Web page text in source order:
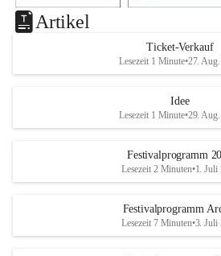
Artikel
Ticket-Verkauf
Lesezeit 1 Minute•27.
Idee
Lesezeit 1 Minute•29.
Festivalprogramm
Lesezeit 2 Minuten•1. Juli
Festivalprogramm
Lesezeit 7 Minuten•3. Juli